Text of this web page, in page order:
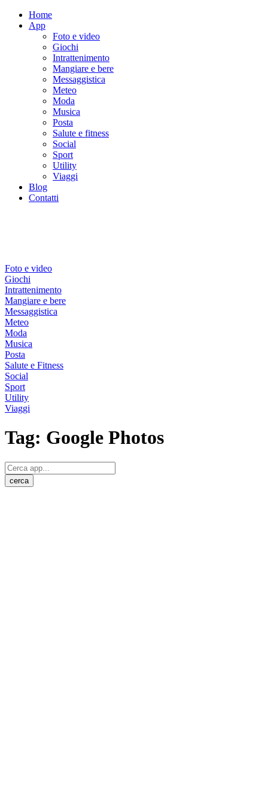
Home
App
Foto e video
Giochi
Intrattenimento
Mangiare e bere
Messaggistica
Meteo
Moda
Musica
Posta
Salute e fitness
Social
Sport
Utility
Viaggi
Blog
Contatti
Foto e video
Giochi
Intrattenimento
Mangiare e bere
Messaggistica
Meteo
Moda
Musica
Posta
Salute e Fitness
Social
Sport
Utility
Viaggi
Tag: Google Photos